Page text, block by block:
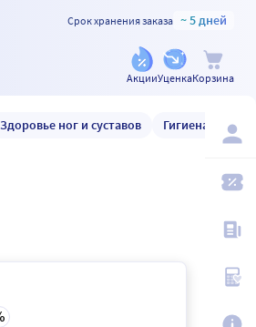
Срок хранения заказа ~ 5 дней
АкцииУценкаКорзина
Здоровье ног и суставов Гигиена и уход